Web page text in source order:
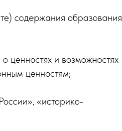
содержания образования
ценностях и возможностях
ценностям;
«историко-